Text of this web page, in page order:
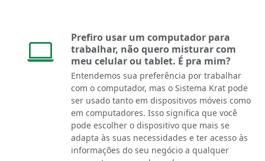
Prefiro usar um computador para
trabalhar, não quero misturar com
meu celular ou tablet. É pra mim?
Entendemos sua preferência por trabalhar
com o computador, mas o Sistema Krat pode
ser usado tanto em dispositivos móveis como
em computadores. Isso significa que você
pode escolher o dispositivo que mais se
adapta às suas necessidades e ter acesso às
informações do seu negócio a qualquer